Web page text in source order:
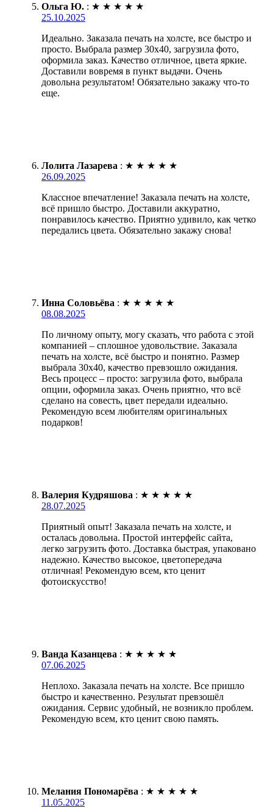
Ольга Ю. : ★ ★ ★ ★ ★
25.10.2025
Идеально. Заказала печать на холсте, все быстро и
просто. Выбрала размер 30х40, загрузила фото,
оформила заказ. Качество отличное, цвета яркие.
Доставили вовремя в пункт выдачи. Очень
довольна результатом! Обязательно закажу что-то
еще.
Лолита Лазарева : ★ ★ ★ ★ ★
26.09.2025
Классное впечатление! Заказала печать на холсте,
всё пришло быстро. Доставили аккуратно,
понравилось качество. Приятно удивило, как четко
передались цвета. Обязательно закажу снова!
Инна Соловьёва : ★ ★ ★ ★ ★
08.08.2025
По личному опыту, могу сказать, что работа с этой
компанией – сплошное удовольствие. Заказала
печать на холсте, всё быстро и понятно. Размер
выбрала 30х40, качество превзошло ожидания.
Весь процесс – просто: загрузила фото, выбрала
опции, оформила заказ. Очень приятно, что всё
сделано на совесть, цвет передали идеально.
Рекомендую всем любителям оригинальных
подарков!
Валерия Кудряшова : ★ ★ ★ ★ ★
28.07.2025
Приятный опыт! Заказала печать на холсте, и
осталась довольна. Простой интерфейс сайта,
легко загрузить фото. Доставка быстрая, упаковано
надежно. Качество высокое, цветопередача
отличная! Рекомендую всем, кто ценит
фотоискусство!
Ванда Казанцева : ★ ★ ★ ★ ★
07.06.2025
Неплохо. Заказала печать на холсте. Все пришло
быстро и качественно. Результат превзошёл
ожидания. Сервис удобный, не возникло проблем.
Рекомендую всем, кто ценит свою память.
Мелания Пономарёва : ★ ★ ★ ★ ★
11.05.2025